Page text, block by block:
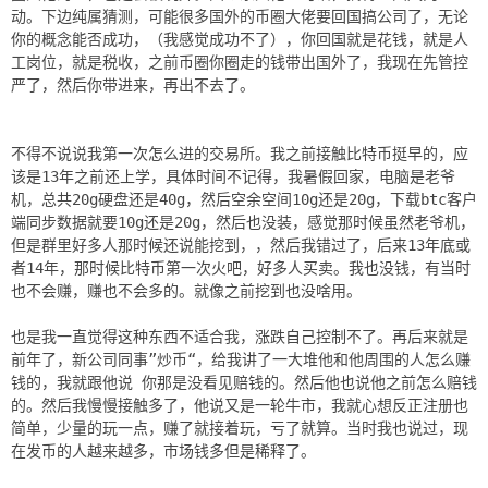
动。下边纯属猜测，可能很多国外的币圈大佬要回国搞公司了，无论
你的概念能否成功，（我感觉成功不了），你回国就是花钱，就是人
工岗位，就是税收，之前币圈你圈走的钱带出国外了，我现在先管控
严了，然后你带进来，再出不去了。
不得不说说我第一次怎么进的交易所。我之前接触比特币挺早的，应
该是13年之前还上学，具体时间不记得，我暑假回家，电脑是老爷
机，总共20g硬盘还是40g，然后空余空间10g还是20g，下载btc客户
端同步数据就要10g还是20g，然后也没装，感觉那时候虽然老爷机，
但是群里好多人那时候还说能挖到，，然后我错过了，后来13年底或
者14年，那时候比特币第一次火吧，好多人买卖。我也没钱，有当时
也不会赚，赚也不会多的。就像之前挖到也没啥用。
也是我一直觉得这种东西不适合我，涨跌自己控制不了。再后来就是
前年了，新公司同事”炒币“，给我讲了一大堆他和他周围的人怎么赚
钱的，我就跟他说 你那是没看见赔钱的。然后他也说他之前怎么赔钱
的。然后我慢慢接触多了，他说又是一轮牛市，我就心想反正注册也
简单，少量的玩一点，赚了就接着玩，亏了就算。当时我也说过，现
在发币的人越来越多，市场钱多但是稀释了。